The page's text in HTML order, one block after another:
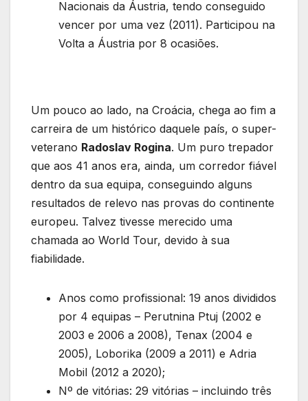
Nacionais da Áustria, tendo conseguido
vencer por uma vez (2011). Participou na
Volta a Áustria por 8 ocasiões.
Um pouco ao lado, na Croácia, chega ao fim a
carreira de um histórico daquele país, o super-
veterano Radoslav Rogina. Um puro trepador
que aos 41 anos era, ainda, um corredor fiável
dentro da sua equipa, conseguindo alguns
resultados de relevo nas provas do continente
europeu. Talvez tivesse merecido uma
chamada ao World Tour, devido à sua
fiabilidade.
Anos como profissional: 19 anos divididos
por 4 equipas – Perutnina Ptuj (2002 e
2003 e 2006 a 2008), Tenax (2004 e
2005), Loborika (2009 a 2011) e Adria
Mobil (2012 a 2020);
Nº de vitórias: 29 vitórias – incluindo três